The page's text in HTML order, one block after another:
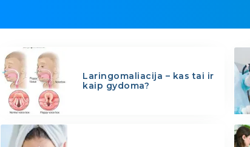
Laringomaliacija – kas tai ir
kaip gydoma?